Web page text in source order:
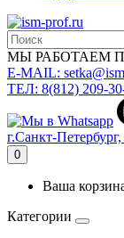
МЫ РАБОТАЕМ
E-MAIL:
ТЕЛ: 8(812) 209-
г.Санкт-
0
Ваша
Категории